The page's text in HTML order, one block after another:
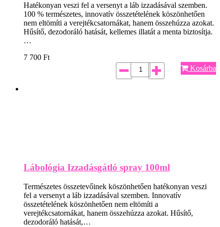
Hatékonyan veszi fel a versenyt a láb izzadásával szemben.
100 % természetes, innovatív összetételének köszönhetően
nem eltömíti a verejtékcsatornákat, hanem összehúzza azokat.
Hűsítő, dezodoráló hatását, kellemes illatát a menta biztosítja.
…
7 700 Ft
Kosárba
Lábológia Izzadásgátló spray 100ml
Természetes összetevőinek köszönhetően hatékonyan veszi
fel a versenyt a láb izzadásával szemben. Innovatív
összetételének köszönhetően nem eltömíti a
verejtékcsatornákat, hanem összehúzza azokat. Hűsítő,
dezodoráló hatását,…